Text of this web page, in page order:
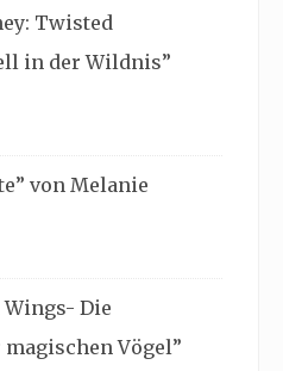
Twisted
in der Wildnis”
von Melanie
Wings- Die
Vögel”